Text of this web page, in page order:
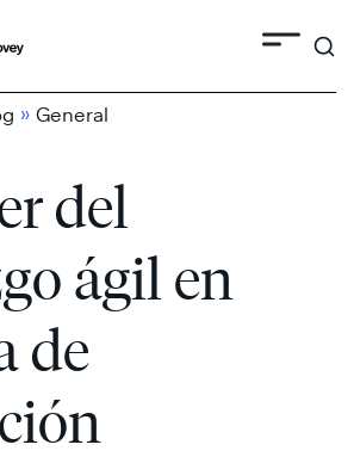
» General
del
ágil en
de